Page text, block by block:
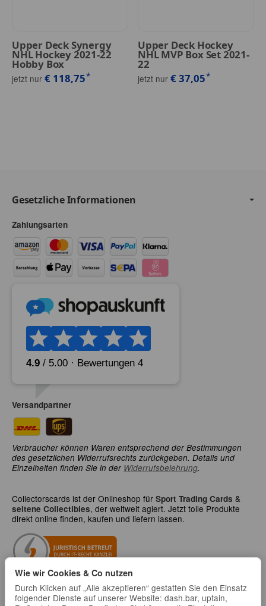
Upper Deck Synergy
NHL Hockey 2021-22
Hobby Box
jetzt nur € 118,75*
Upper Deck Hockey
NHL MVP Box Set 2021-
22
jetzt nur € 37,05*
Gesetzliche Informationen
Zahlungsarten
Versandpartner
Verbraucher können Waren entsprechend der Bestimmungen
des gesetzlichen Widerrufsrechts zurückgeben. Details und
Einzelheiten finden Sie in der Widerrufsbelehrung.
Collectorscards ist der Onlineshop für Sport Trading Cards &
seltene Collectibles, der weltweit agiert. Jetzt tolle Produkte
direkt online finden, kaufen und liefern lassen.
Wie wir Cookies & Co nutzen
Durch Klicken auf „Alle akzeptieren“ gestatten Sie den Einsatz
folgender Dienste auf unserer Website: dash.bar, uptain,